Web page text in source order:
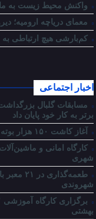
واکنش محیط زیست به
معمای دریاچه ارومیه؛
کم‌بارشی هیچ ارتباطی به
اخبار اجتماعی
مسابقات گلبال
برتر به کار خود پایان داد
آغاز کاشت ۱۵۰ هزار بوته گل پائیزی از تولیدات گلخانه‌های منطقه۸
شهری
شهروندی
برگزاری کارگاه
بهشتی